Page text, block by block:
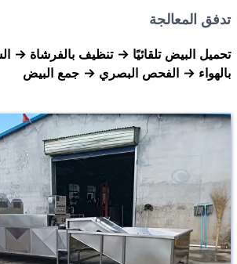
تدفق المعالجة
تحميل البيض تلقائيًا → تنظيف بالفرشاة
بالهواء → الفحص البصري → جمع البيض